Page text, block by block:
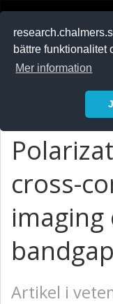
bättre funktionalitet
Mer information
cross-
Artikel i